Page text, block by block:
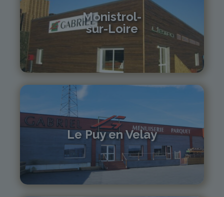
Monistrol-
sur-Loire
monistrol@gabriel-sa.fr
Le Puy en Velay
04 71 01 13 30
lepuy@gabriel-sa.fr